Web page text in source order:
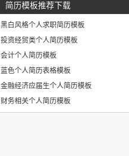
简历模板推荐下载
黑白风格个人求职简历模板
投资经贸类个人简历模板
会计个人简历模板
蓝色个人简历表格模板
金融经济应届生个人简历模板
财务相关个人简历模板